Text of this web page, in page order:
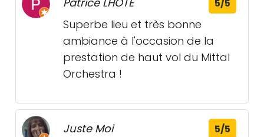
5/5
Superbe lieu et très bonne
ambiance à l'occasion de la
prestation de haut vol du Mittal
Orchestra !
Juste Moi 5/5